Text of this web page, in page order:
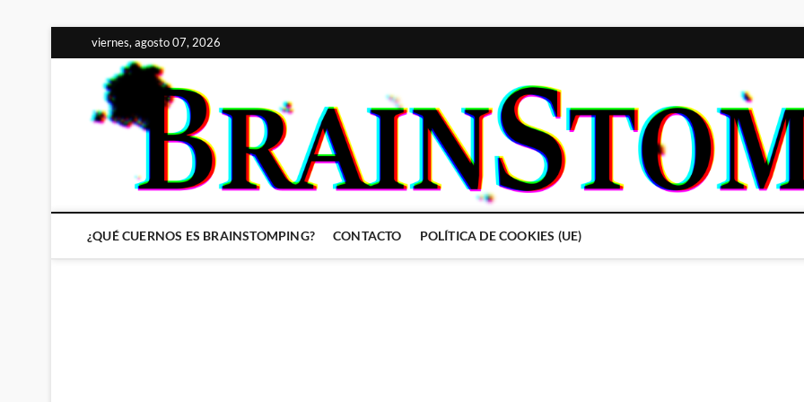
al
contenido
viernes, agosto 07, 2026
¿QUÉ CUERNOS ES BRAINSTOMPING? CONTACTO POLÍTICA DE COOKIES (UE)